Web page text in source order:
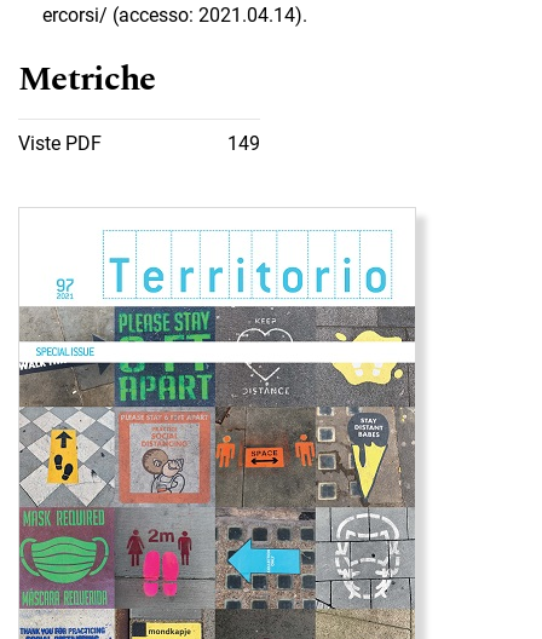
ercorsi/ (accesso: 2021.04.14).
Metriche
Viste PDF 149
Immagine di copertina